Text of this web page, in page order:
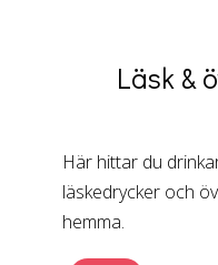
Läsk &
Här hittar du
läskedrycker och
hemma.